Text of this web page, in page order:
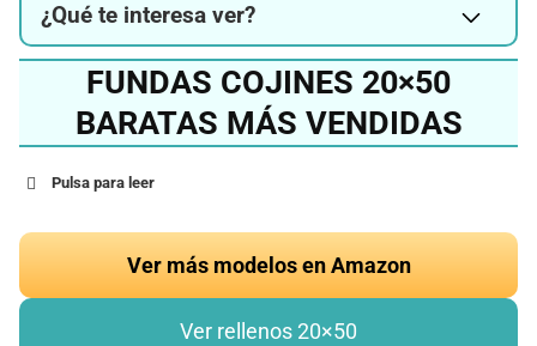
¿Qué te interesa ver?
FUNDAS COJINES 20×50
BARATAS MÁS VENDIDAS
Pulsa para leer
Ver más modelos en Amazon
Ver rellenos 20×50